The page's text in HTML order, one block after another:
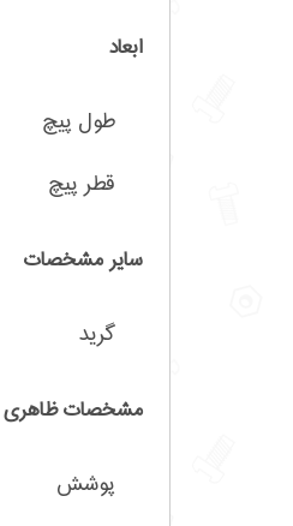
ابعاد
طول پیچ
قطر پیچ
سایر مشخصات
گرید
مشخصات ظاهری
پوشش